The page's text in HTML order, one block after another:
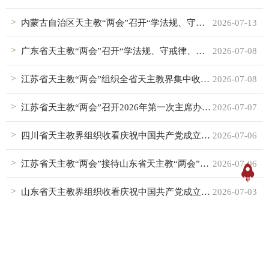
2026-07-13
内蒙古自治区天主教“两会”召开“学法规、守戒律、重修为、树形象”教育活动工作总结会
2026-07-08
广东省天主教“两会”召开“学法规、守戒律、重修为、树形象”教育活动总结会议
2026-07-08
江苏省天主教“两会”组织全省天主教界集中收看庆祝中国共产党成立105周年大会
2026-07-07
江苏省天主教“两会”召开2026年第一次主席办公会议暨“学法规、守戒律、重修为、树形象”教育活动总结会
2026-07-06
四川省天主教界组织收看庆祝中国共产党成立105周年大会
2026-07-06
江苏省天主教“两会”接待山东省天主教“两会”来访交流
2026-07-03
山东省天主教界组织收看庆祝中国共产党成立105周年大会盛况